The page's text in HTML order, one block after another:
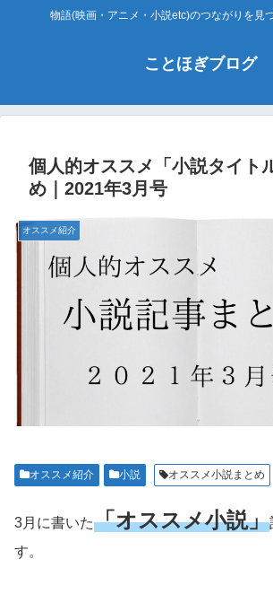
物語(映画・アニメ・小説etc)のつながりを見
ことほぎブログ
個人的オススメ「小説タイト
め｜2021年3月号
オススメ紹介
オススメ紹介 小説 オススメ小説まとめ
3月に書いた「オススメ小説」
す。